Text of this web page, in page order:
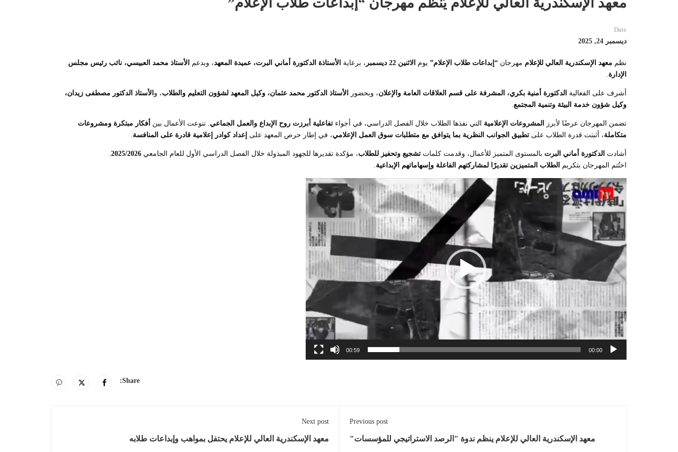
Date
ديسمبر 24, 2025
نظم معهد الإسكندرية العالي للإعلام مهرجان “إبداعات طلاب الإعلام” يوم الاثنين 22 ديسمبر ، برعاية الأستاذة الدكتورة أماني البرت، عميدة المعهد، وبدعم الأستاذ محمد العبيسي، نائب رئيس مجلس
الإدارة.
أشرف على الفعالية الدكتورة أمنية بكري، المشرفة على قسم العلاقات العامة والإعلان، وبحضور الأستاذ الدكتور محمد عثمان، وكيل المعهد لشؤون التعليم والطلاب، و الأستاذ الدكتور مصطفى زيدان،
وكيل شؤون خدمة البيئة وتنمية المجتمع.
تضمن المهرجان عرضًا لأبرز المشروعات الإعلامية التي نفذها الطلاب خلال الفصل الدراسي، في أجواء تفاعلية أبرزت روح الإبداع والعمل الجماعي. تنوعت الأعمال بين أفكار مبتكرة ومشروعات
متكاملة، أثبتت قدرة الطلاب على تطبيق الجوانب النظرية بما يتوافق مع متطلبات سوق العمل الإعلامي، في إطار حرص المعهد على إعداد كوادر إعلامية قادرة على المنافسة.
أشادت الدكتورة أماني البرت بالمستوى المتميز للأعمال، وقدمت كلمات تشجيع وتحفيز للطلاب، مؤكدة تقديرها للجهود المبذولة خلال الفصل الدراسي الأول للعام الجامعي 2025/2026
.
اختُتم المهرجان بتكريم الطلاب المتميزين تقديرًا لمشاركتهم الفاعلة وإسهاماتهم الإبداعية.
مشغل
الفيديو
00:00
00:59
Share:
Previous post
معهد الإسكندرية العالي للإعلام ينظم ندوة "الرصد الاستراتيجي للمؤسسات"
Next post
معهد الإسكندرية العالي للإعلام يحتفل بمواهب وإبداعات طلابه